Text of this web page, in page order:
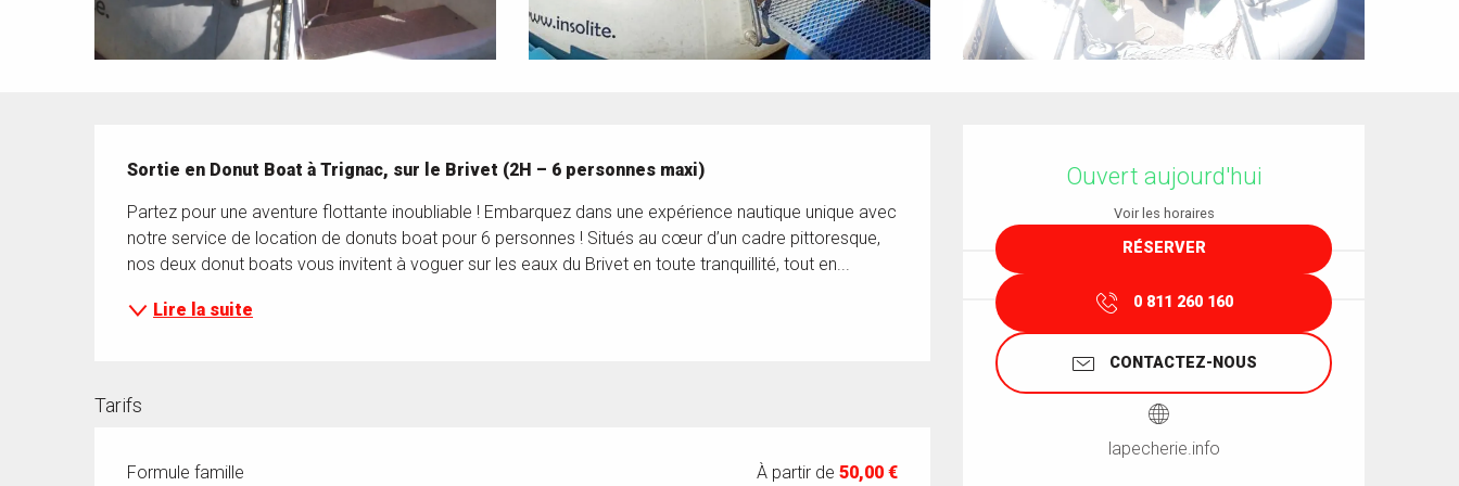
Ouvert aujourd'hui
Voir les horaires
RÉSERVER
0 811 260 160
CONTACTEZ-NOUS
lapecherie.info
Sortie en Donut Boat à Trignac, sur le Brivet (2H – 6 personnes maxi)
Partez pour une aventure flottante inoubliable ! Embarquez dans une expérience nautique unique avec
notre service de location de donuts boat pour 6 personnes ! Situés au cœur d’un cadre pittoresque,
nos deux donut boats vous invitent à voguer sur les eaux du Brivet en toute tranquillité, tout en...
Lire la suite
Tarifs
Formule famille À partir de50,00 €